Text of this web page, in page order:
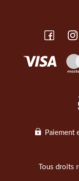
Paiement
Tous